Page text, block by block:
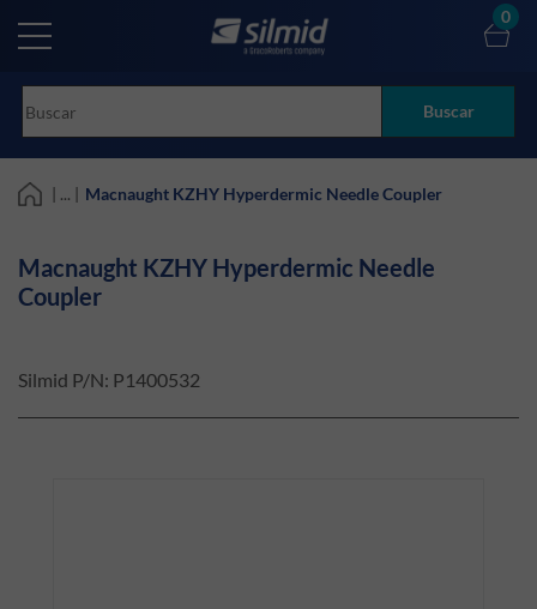
main
Buscar
0
| ... | Macnaught KZHY Hyperdermic Needle Coupler
Macnaught KZHY Hyperdermic Needle
Coupler
Silmid P/N: P1400532